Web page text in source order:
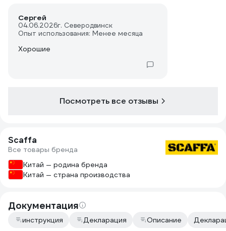
Сергей
04.06.2026г. Северодвинск
Опыт использования: Менее месяца
Хорошие
Посмотреть все отзывы
Scaffa
Все товары бренда
Китай — родина бренда
Китай — страна производства
Документация
инструкция Декларация Описание